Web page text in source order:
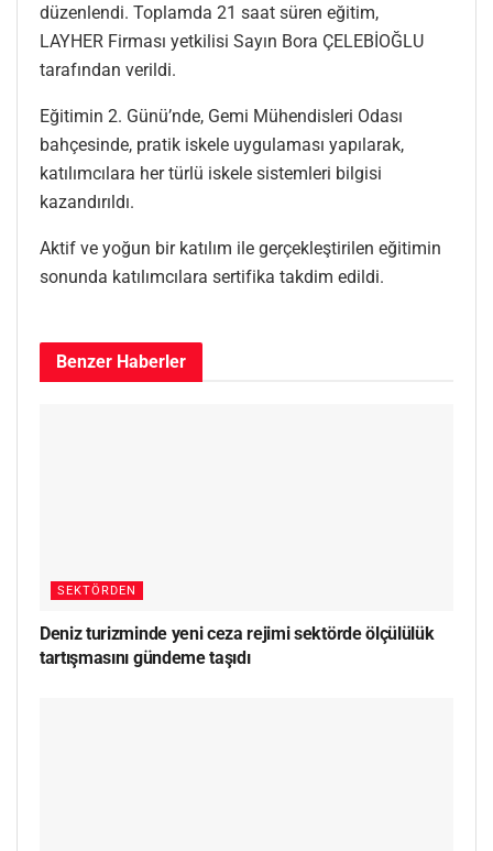
düzenlendi. Toplamda 21 saat süren eğitim,
LAYHER Firması yetkilisi Sayın Bora ÇELEBİOĞLU
tarafından verildi.
Eğitimin 2. Günü’nde, Gemi Mühendisleri Odası
bahçesinde, pratik iskele uygulaması yapılarak,
katılımcılara her türlü iskele sistemleri bilgisi
kazandırıldı.
Aktif ve yoğun bir katılım ile gerçekleştirilen eğitimin
sonunda katılımcılara sertifika takdim edildi.
Benzer Haberler
SEKTÖRDEN
Deniz turizminde yeni ceza rejimi sektörde ölçülülük
tartışmasını gündeme taşıdı